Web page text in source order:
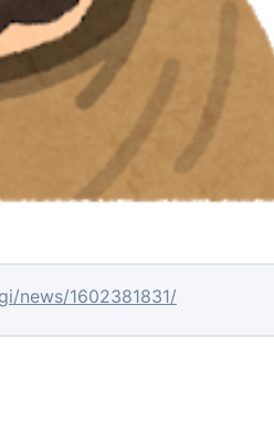
news/1602381831/